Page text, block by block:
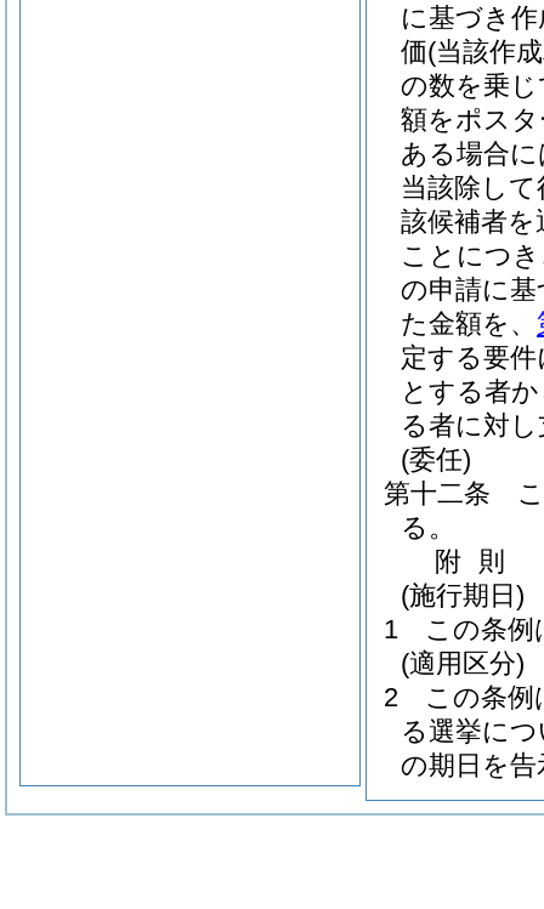
に基づき
価(当該作
の数を乗
額をポス
ある場合
当該除し
該候補者
ことにつ
の申請に
た金額を、
定する要
とする者
る者に対
(委任)
第十二条
る。
附 則
(施行期日)
1
この条例
(適用区分)
2
この条例
る選挙に
の期日を